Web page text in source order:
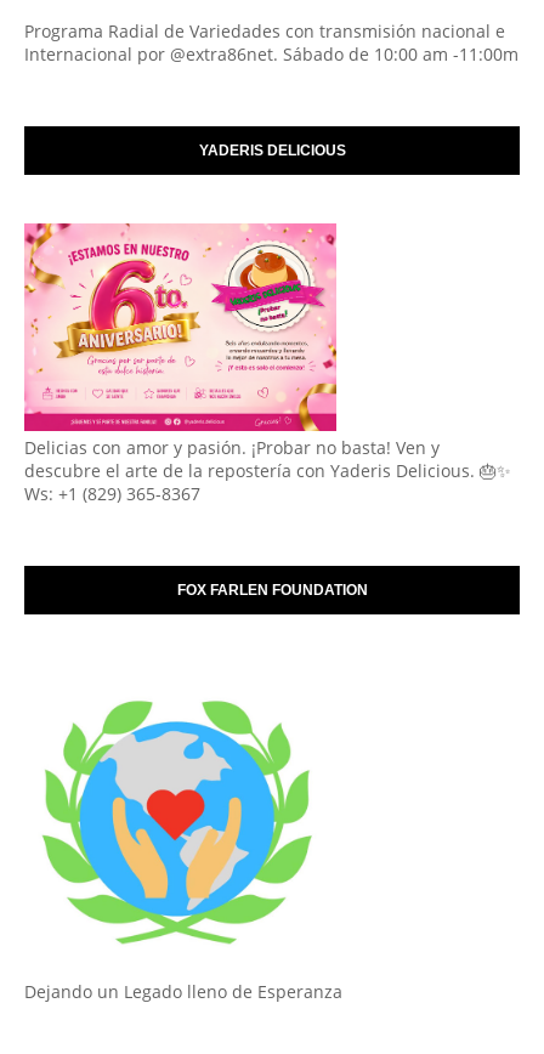
Programa Radial de Variedades con transmisión nacional e
Internacional por @extra86net. Sábado de 10:00 am -11:00m
YADERIS DELICIOUS
Delicias con amor y pasión. ¡Probar no basta! Ven y
descubre el arte de la repostería con Yaderis Delicious. 🎂✨
Ws: +1 (829) 365-8367
FOX FARLEN FOUNDATION
Dejando un Legado lleno de Esperanza